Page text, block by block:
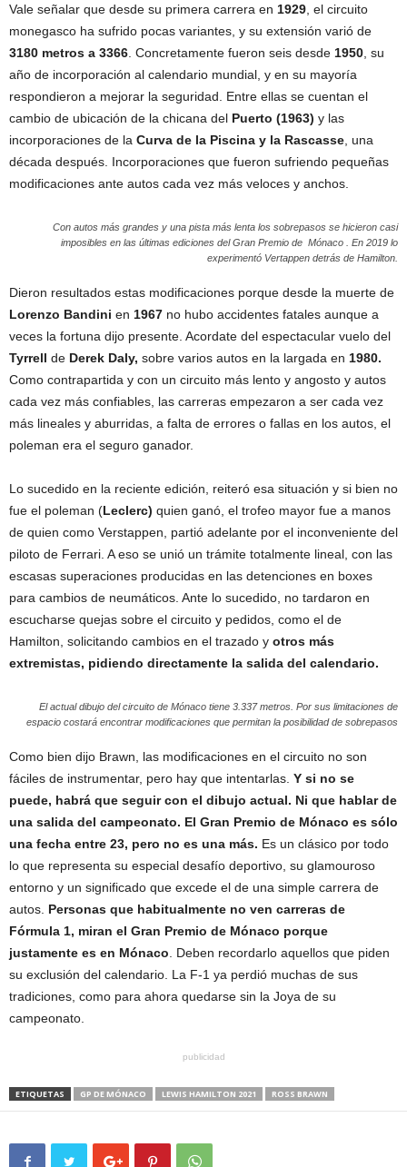
Vale señalar que desde su primera carrera en 1929 , el circuito
monegasco ha sufrido pocas variantes, y su extensión varió de
3180 metros a 3366 . Concretamente fueron seis desde 1950 , su
año de incorporación al calendario mundial, y en su mayoría
respondieron a mejorar la seguridad. Entre ellas se cuentan el
cambio de ubicación de la chicana del Puerto (1963) y las
incorporaciones de la Curva de la Piscina y la Rascasse , una
década después. Incorporaciones que fueron sufriendo pequeñas
modificaciones ante autos cada vez más veloces y anchos.
Con autos más grandes y una pista más lenta los sobrepasos se hicieron casi
imposibles en las últimas ediciones del Gran Premio de Mónaco . En 2019 lo
experimentó Vertappen detrás de Hamilton.
Dieron resultados estas modificaciones porque desde la muerte de
Lorenzo Bandini en 1967 no hubo accidentes fatales aunque a
veces la fortuna dijo presente. Acordate del espectacular vuelo del
Tyrrell de Derek Daly, sobre varios autos en la largada en 1980.
Como contrapartida y con un circuito más lento y angosto y autos
cada vez más confiables, las carreras empezaron a ser cada vez
más lineales y aburridas, a falta de errores o fallas en los autos, el
poleman era el seguro ganador.
Lo sucedido en la reciente edición, reiteró esa situación y si bien no
fue el poleman (Leclerc) quien ganó, el trofeo mayor fue a manos
de quien como Verstappen, partió adelante por el inconveniente del
piloto de Ferrari. A eso se unió un trámite totalmente lineal, con las
escasas superaciones producidas en las detenciones en boxes
para cambios de neumáticos. Ante lo sucedido, no tardaron en
escucharse quejas sobre el circuito y pedidos, como el de
Hamilton, solicitando cambios en el trazado y otros más
extremistas, pidiendo directamente la salida del calendario.
El actual dibujo del circuito de Mónaco tiene 3.337 metros. Por sus limitaciones de
espacio costará encontrar modificaciones que permitan la posibilidad de sobrepasos
Como bien dijo Brawn, las modificaciones en el circuito no son
fáciles de instrumentar, pero hay que intentarlas. Y si no se
puede, habrá que seguir con el dibujo actual. Ni que hablar de
una salida del campeonato. El Gran Premio de Mónaco es sólo
una fecha entre 23, pero no es una más. Es un clásico por todo
lo que representa su especial desafío deportivo, su glamouroso
entorno y un significado que excede el de una simple carrera de
autos. Personas que habitualmente no ven carreras de
Fórmula 1, miran el Gran Premio de Mónaco porque
justamente es en Mónaco . Deben recordarlo aquellos que piden
su exclusión del calendario. La F-1 ya perdió muchas de sus
tradiciones, como para ahora quedarse sin la Joya de su
campeonato.
publicidad
ETIQUETAS GP DE MÓNACO LEWIS HAMILTON 2021 ROSS BRAWN